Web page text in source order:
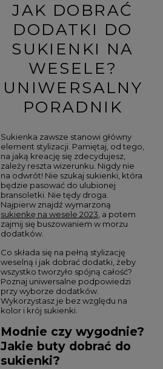
JAK DOBRAĆ
DODATKI DO
SUKIENKI NA
WESELE?
UNIWERSALNY
PORADNIK
Sukienka zawsze stanowi główny
element stylizacji. Pamiętaj, od tego,
na jaką kreację się zdecydujesz,
zależy reszta wizerunku. Nigdy nie
na odwrót! Nie szukaj sukienki, która
będzie pasować do ulubionej
bransoletki. Nie tędy droga.
Najpierw znajdź wymarzoną
sukienkę na wesele 2023, a potem
zajmij się buszowaniem w morzu
dodatków.
Co składa się na pełną stylizację
weselną i jak dobrać dodatki, żeby
wszystko tworzyło spójną całość?
Poznaj uniwersalne podpowiedzi
przy wyborze dodatków.
Wykorzystasz je bez względu na
kolor i krój sukienki.
Modnie czy wygodnie?
Jakie buty dobrać do
sukienki?